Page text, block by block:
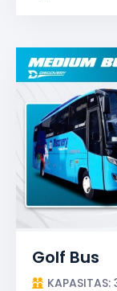
Golf Bus